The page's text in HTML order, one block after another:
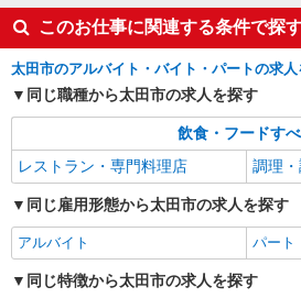
COCO’S 太田店
ココスのキッチン（
時給1100円 ※22:00
高校生時給1070円 ■特別手当 早朝手当（5:00〜
8:00）時給＋50円
群馬県太田市植木
キープ
このお仕事に関連する条件で探
太田市のアルバイト・バイト・パートの求人
同じ職種から太田市の求人を探す
飲食・フードす
レストラン・専門料理店
調理
同じ雇用形態から太田市の求人を探す
アルバイト パート
同じ特徴から太田市の求人を探す